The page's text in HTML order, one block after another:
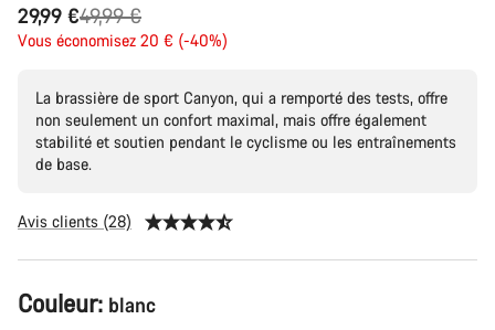
29,99 €
Prix
49,99 €
Vous économisez 20 € (-40%)
La brassière de sport Canyon, qui a remporté des tests, offre
non seulement un confort maximal, mais offre également
stabilité et soutien pendant le cyclisme ou les entraînements
de base.
Avis clients (28)
Configuration
du
Couleur: blanc